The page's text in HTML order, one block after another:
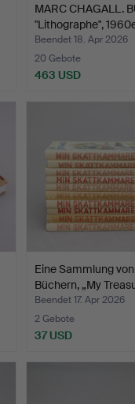
MARC CHAGALL.
"Lithographe",
Beendet 18. Apr 2026
20 Gebote
463 USD
Eine Sammlung von
Büchern, „My
Beendet 17. Apr 2026
2 Gebote
37 USD